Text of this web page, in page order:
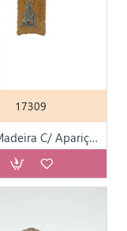
17309
Placa Madeira C/ Aparição de Fátima 13cm